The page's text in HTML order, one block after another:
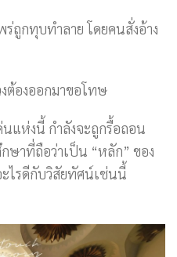
ถูกทุบทำลาย โดยคนสั่งอ้าง
ต้องออกมาขอโทษ
แห่งนี้ กำลังจะถูกรื้อถอน
ษาที่ถือว่าเป็น “หลัก” ของ
ะไรดีกับวิสัยทัศน์เช่นนี้